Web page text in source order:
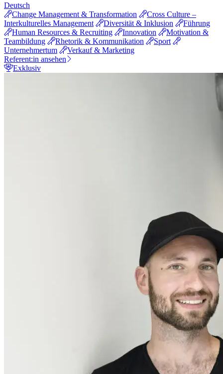
Deutsch
Change Management & Transformation
Cross Culture –
Interkulturelles Management
Diversität & Inklusion
Führung
Human Resources & Recruiting
Innovation
Motivation &
Teambildung
Rhetorik & Kommunikation
Sport
Unternehmertum
Verkauf & Marketing
Referent:in ansehen
Exklusiv